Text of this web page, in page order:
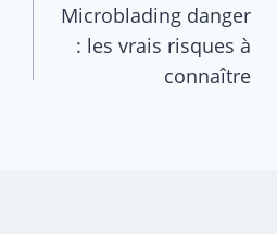
Microblading danger
: les vrais risques à
connaître